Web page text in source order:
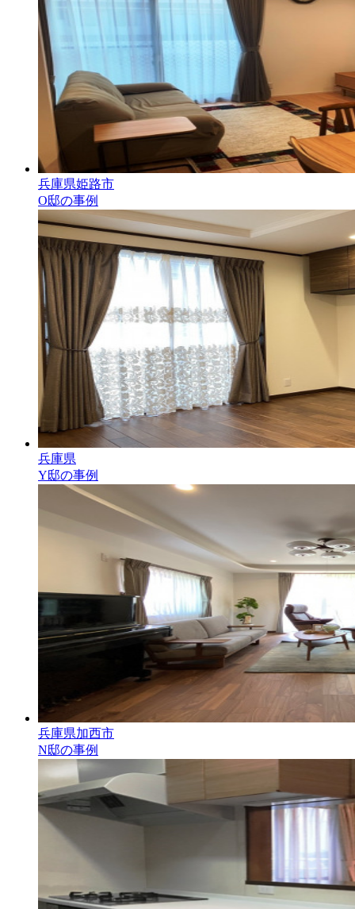
兵庫県姫路市
O邸の事例
兵庫県
Y邸の事例
兵庫県加西市
N邸の事例